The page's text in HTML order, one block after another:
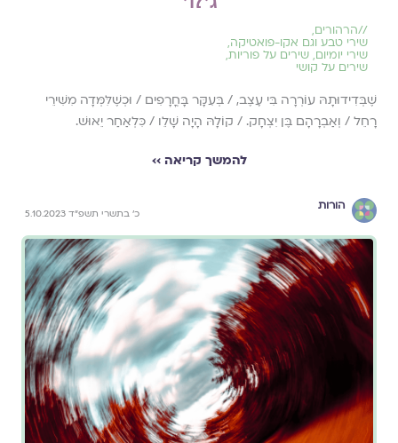
//הרהורים,
שירי טבע וגם אקו-פואטיקה,
שירי יומיום, שירים על פוריות,
שירים על קושי
שֶׁבְּדִידוּתָהּ עוֹרְרָה בִּי עֶצֶב, / בְּעִקָּר בָּחֳרָפִים / וּכְשֶׁלִּמְּדָה מִשִּׁירֵי
רָחֵל / וְאַבְרָהָם בֶּן יִצְחָק. / קוֹלָהּ הָיָה שָׁלֵו / כִּלְאַחַר יֵאוּשׁ.
להמשך קריאה ››
הורות
כ׳ בתשרי תשפ״ד 5.10.2023